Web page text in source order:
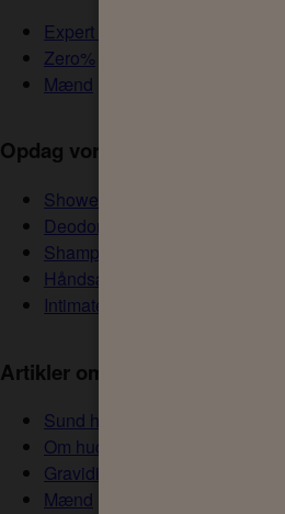
Expert Skin Health
Zero%
Mænd
Opdag vores kategorier
Shower
Deodorant
Shampoo
Håndsæbe
Intimate
Artikler om hudens sundhed
Sund hud
Om huden
Graviditet
Mænd